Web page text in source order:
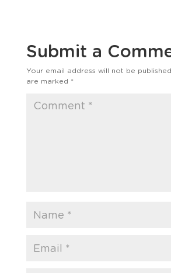
Submit a
Your email address will not be
are marked *